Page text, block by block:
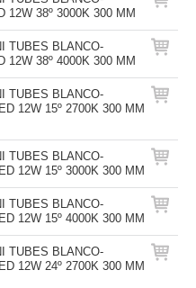
12W 38º 3000K 300 MM
TUBES BLANCO-
12W 38º 4000K 300 MM
TUBES BLANCO-
12W 15º 2700K 300 MM
TUBES BLANCO-
12W 15º 3000K 300 MM
TUBES BLANCO-
12W 15º 4000K 300 MM
TUBES BLANCO-
12W 24º 2700K 300 MM